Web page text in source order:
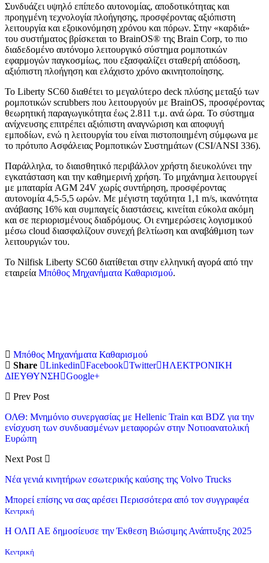
Συνδυάζει υψηλό επίπεδο αυτονομίας, αποδοτικότητας και
προηγμένη τεχνολογία πλοήγησης, προσφέροντας αξιόπιστη
λειτουργία και εξοικονόμηση χρόνου και πόρων. Στην «καρδιά»
του συστήματος βρίσκεται το BrainOS® της Brain Corp, το πιο
διαδεδομένο αυτόνομο λειτουργικό σύστημα ρομποτικών
εφαρμογών παγκοσμίως, που εξασφαλίζει σταθερή απόδοση,
αξιόπιστη πλοήγηση και ελάχιστο χρόνο ακινητοποίησης.
Το Liberty SC60 διαθέτει το μεγαλύτερο deck πλύσης μεταξύ των
ρομποτικών scrubbers που λειτουργούν με BrainOS, προσφέροντας
θεωρητική παραγωγικότητα έως 2.811 τ.μ. ανά ώρα. Το σύστημα
ανίχνευσης επιτρέπει αξιόπιστη αναγνώριση και αποφυγή
εμποδίων, ενώ η λειτουργία του είναι πιστοποιημένη σύμφωνα με
το πρότυπο Ασφάλειας Ρομποτικών Συστημάτων (CSI/ANSI 336).
Παράλληλα, το διαισθητικό περιβάλλον χρήστη διευκολύνει την
εγκατάσταση και την καθημερινή χρήση. Το μηχάνημα λειτουργεί
με μπαταρία AGM 24V χωρίς συντήρηση, προσφέροντας
αυτονομία 4,5-5,5 ωρών. Με μέγιστη ταχύτητα 1,1 m/s, ικανότητα
ανάβασης 16% και συμπαγείς διαστάσεις, κινείται εύκολα ακόμη
και σε περιορισμένους διαδρόμους. Οι ενημερώσεις λογισμικού
μέσω cloud διασφαλίζουν συνεχή βελτίωση και αναβάθμιση των
λειτουργιών του.
Το Nilfisk Liberty SC60 διατίθεται στην ελληνική αγορά από την
εταιρεία Μπόθος Μηχανήματα Καθαρισμού.
Μπόθος Μηχανήματα Καθαρισμού
Share
Linkedin Facebook Twitter ΗΛΕΚΤΡΟΝΙΚΗ
ΔΙΕΥΘΥΝΣΗ
Google+
Prev Post
ΟΛΘ: Μνημόνιο συνεργασίας με Hellenic Train και BDZ για την
ενίσχυση των συνδυασμένων μεταφορών στην Νοτιοανατολική
Ευρώπη
Next Post
Νέα γενιά κινητήρων εσωτερικής καύσης της Volvo Trucks
Μπορεί επίσης να σας αρέσει Περισσότερα από τον συγγραφέα
Κεντρική
Η ΟΛΠ ΑΕ δημοσίευσε την Έκθεση Βιώσιμης Ανάπτυξης 2025
Κεντρική